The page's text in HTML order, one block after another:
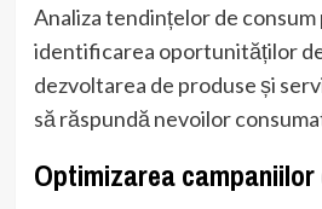
Analiza tendințelor de
identificarea oportunităților
dezvoltarea de produse și
să răspundă nevoilor
Optimizarea